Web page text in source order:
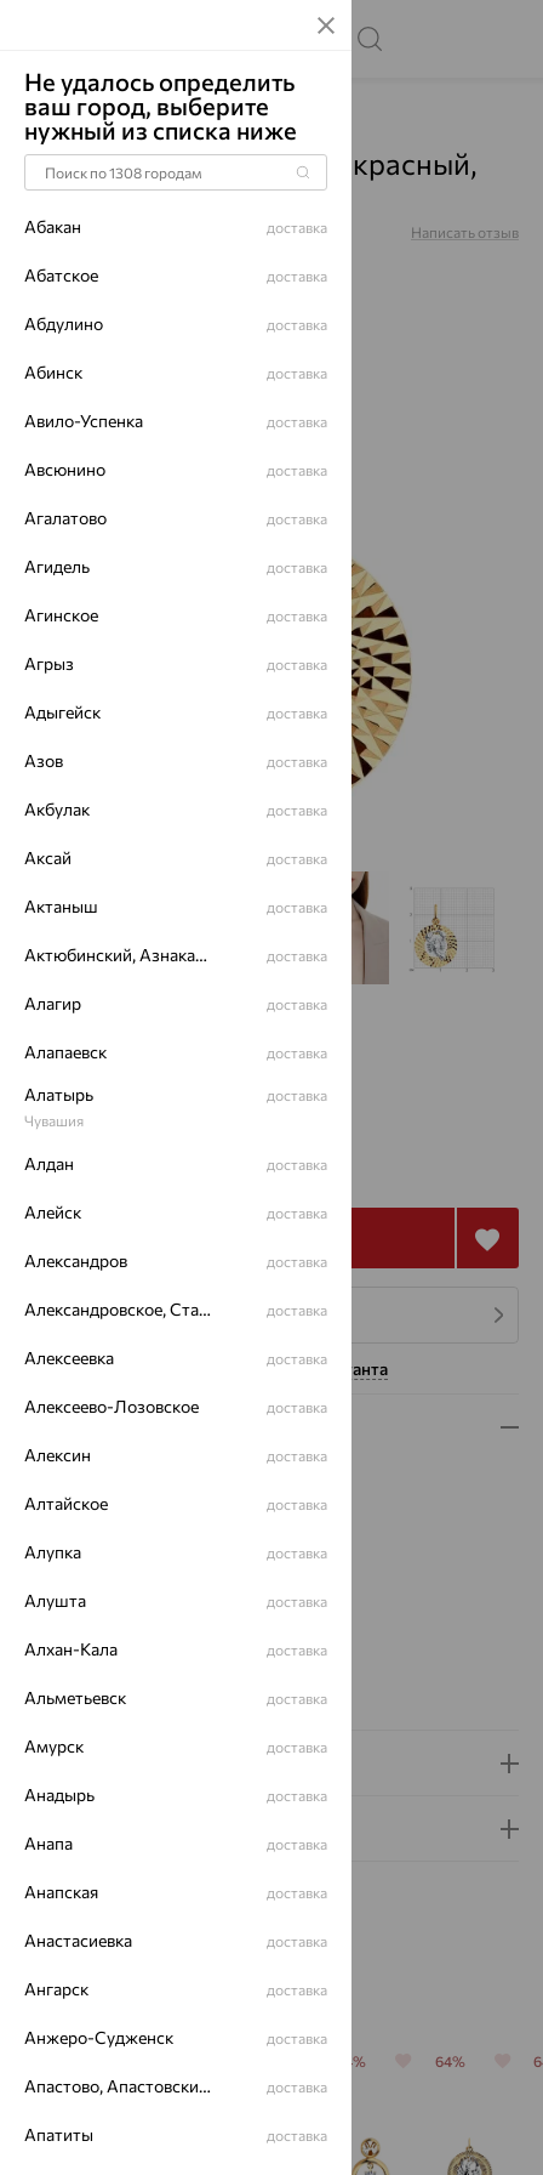
Главная Каталог Подвески
Подвеска "Рак", золото, красный,
031380
Артикул:
Написать отзыв
от 7 534 20 927₽
4 платежа по 1 884₽
Нужна помощь консультанта
Вес:0.79 — 0.82
Цвет металла:
Страна происхождения:
РОССИЯ
ЗНАКИ ЗОДИАКА:
Вес металла:
Доставка и оплата
Похожие изделия
64% 64%
Не удалось определить
ваш город, выберите
нужный из списка ниже
Абакан доставка
Абатское доставка
Абдулино доставка
Абинск доставка
Авило-Успенка доставка
Авсюнино доставка
Агалатово доставка
Агидель доставка
Агинское доставка
Агрыз доставка
Адыгейск доставка
Азов доставка
Акбулак доставка
Аксай доставка
Актаныш доставка
Актюбинский, Азнакаевский район доставка
Алагир доставка
Алапаевск доставка
Алатырь
Чувашия
доставка
Алдан доставка
Алейск доставка
Александров доставка
Александровское, Ставропольский край доставка
Алексеевка доставка
Алексеево-Лозовское доставка
Алексин доставка
Алтайское доставка
Алупка доставка
Алушта доставка
Алхан-Кала доставка
Альметьевск доставка
Амурск доставка
Анадырь доставка
Анапа доставка
Анапская доставка
Анастасиевка доставка
Ангарск доставка
Анжеро-Судженск доставка
Апастово, Апастовский район доставка
Апатиты доставка